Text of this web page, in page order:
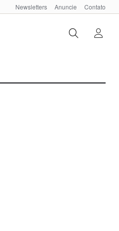
Newsletters Anuncie Contato